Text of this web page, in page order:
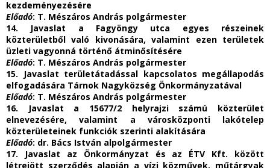
kezdeményezésére
Előadó: T. Mészáros András polgármester
14. Javaslat a Fagyöngy utca egyes részeinek
közterületből való kivonására, valamint ezen területek
üzleti vagyonná történő átminősítésére
Előadó: T. Mészáros András polgármester
15. Javaslat területátadással kapcsolatos megállapodás
elfogadására Tárnok Nagyközség Önkormányzatával
Előadó: T. Mészáros András polgármester
16. Javaslat a 15677/2 helyrajzi számú közterület
elnevezésére, valamint a városközponti lakótelep
közterületeinek funkciók szerinti alakítására
Előadó: dr. Bács István alpolgármester
17. Javaslat az Önkormányzat és az ÉTV Kft. között
létrejött szerződés alapján a vízi közművek, műtárgyak